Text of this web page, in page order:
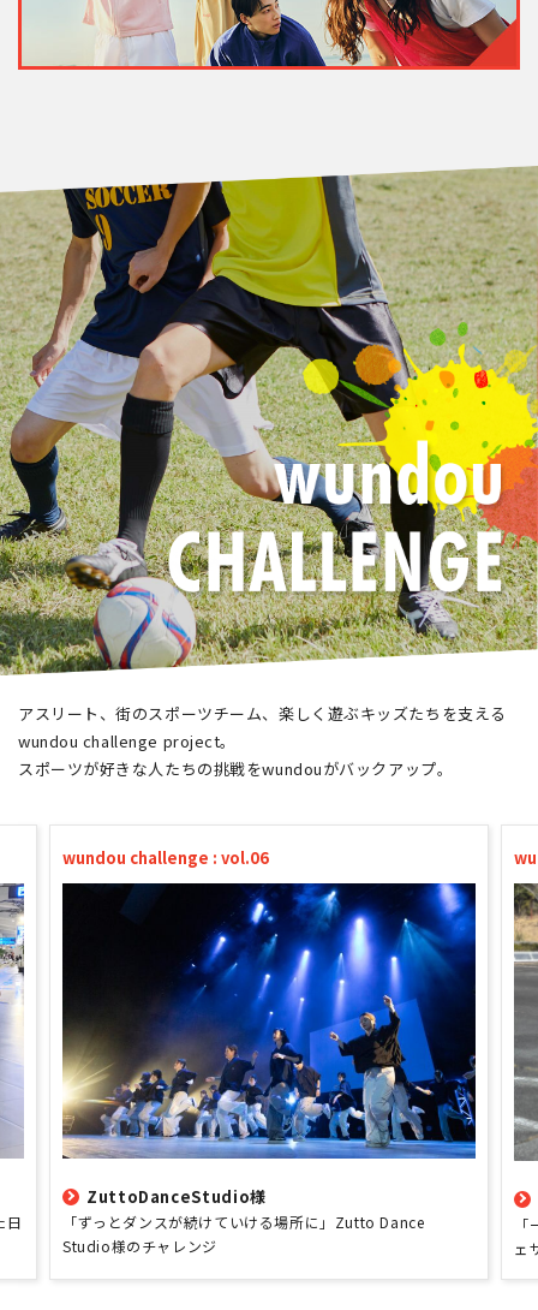
アスリート、街のスポーツチーム、 楽しく遊ぶキッズたちを支える
wundou challenge project。
スポーツが好きな人たちの挑戦をwundouがバックアップ。
日
wundou challenge : vol.06
ZuttoDanceStudio様
「ずっとダンスが続けていける場所に」Zutto Dance
Studio様のチャレンジ
ェ